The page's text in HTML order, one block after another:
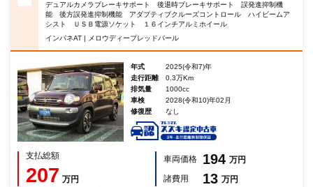
デュアルカメラブレーキサポート 後退時ブレーキサポート 誤発進抑制機
能 後方誤発進抑制機能 アダプティブクルーズコントロール ハイビームア
シスト ＵＳＢ電源ソケット １６インチアルミホイール
インパネAT | メロウディープレッドパール
年式
2025(令和7)年
走行距離
0.3万Km
排気量
1000cc
車検
2028(令和10)年02月
修復歴
なし
支払総額
207 万円
車両価格 194 万円
諸費用
13 万円